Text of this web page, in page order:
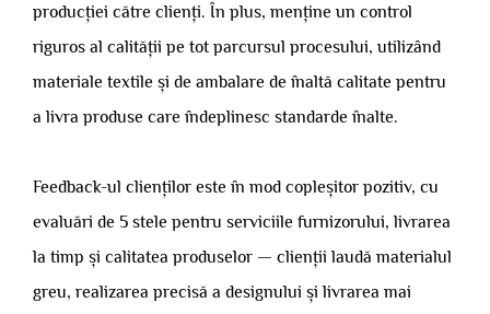
producției către clienți. În plus, menține un control
riguros al calității pe tot parcursul procesului, utilizând
materiale textile și de ambalare de înaltă calitate pentru
a livra produse care îndeplinesc standarde înalte.
Feedback-ul clienților este în mod copleșitor pozitiv, cu
evaluări de 5 stele pentru serviciile furnizorului, livrarea
la timp și calitatea produselor — clienții laudă materialul
greu, realizarea precisă a designului și livrarea mai